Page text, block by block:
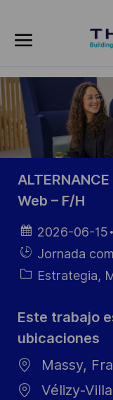
-
Web – F/H
Fecha de
publicación
2026-06-15
Hiring
Type
Jornada
Categoría
Estrategia,
Este trabajo
ubicaciones
Massy,
Vélizy-